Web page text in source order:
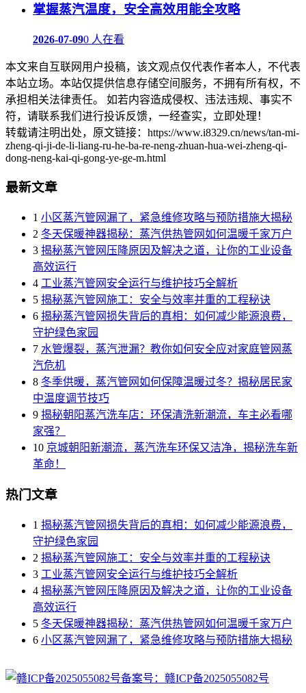
掌握蒸汽温度，安全高效用能全攻略
2026-07-090 人在看
本文来自互联网用户投稿，该文观点仅代表作者本人，不代表
本站立场。本站仅提供信息存储空间服务，不拥有所有权，不
承担相关法律责任。 如若内容造成侵权、违法违规、事实不
符，请联系我们进行投诉反馈，一经查实，立即处理！
转载请注明出处，原文链接：https://www.i8329.cn/news/tan-mi-
zheng-qi-ji-de-li-liang-ru-he-ba-re-neng-zhuan-hua-wei-zheng-qi-
dong-neng-kai-qi-gong-ye-ge-m.html
最新文章
1 小区蒸汽管网漏了，紧急维修攻略与预防措施大揭秘
2 冬天保暖神器揭秘：蒸汽供热管网如何温暖千家万户
3 揭秘蒸汽管网压降原因及解决之道，让你的工业设备
高效运行
4 工业蒸汽管网安全运行与维护技巧全解析
5 揭秘蒸汽管网施工：安全与效率并重的工程秘诀
6 揭秘蒸汽管网损失背后的真相：如何减少能源浪费，
守护绿色家园
7 水管爆裂，蒸汽泄漏？教你如何安全应对家庭管网蒸
汽危机
8 冬季供暖，蒸汽管网如何保障温暖过冬？揭秘居民家
中温度调节技巧
9 揭秘朝阳蒸汽洗车店：环保清洗新潮流，车主必看哪
家强？
10 京城朝阳新潮流，蒸汽洗车环保又洁净，揭秘洗车新
革命！
热门文章
1 揭秘蒸汽管网损失背后的真相：如何减少能源浪费，
守护绿色家园
2 揭秘蒸汽管网施工：安全与效率并重的工程秘诀
3 工业蒸汽管网安全运行与维护技巧全解析
4 揭秘蒸汽管网压降原因及解决之道，让你的工业设备
高效运行
5 冬天保暖神器揭秘：蒸汽供热管网如何温暖千家万户
6 小区蒸汽管网漏了，紧急维修攻略与预防措施大揭秘
备案号：赣ICP备2025055082号